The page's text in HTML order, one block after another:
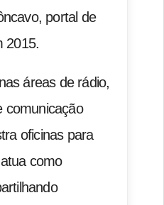
portal de
2015.
áreas de rádio,
comunicação
oficinas para
como